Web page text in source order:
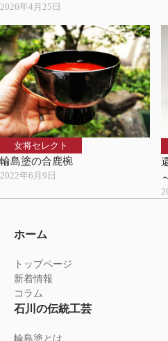
2026年4月25日
女将セレクト
輪島塗の合鹿椀
2022年6月9日
ホーム
トップページ
新着情報
コラム
石川の伝統工芸
輪島塗とは